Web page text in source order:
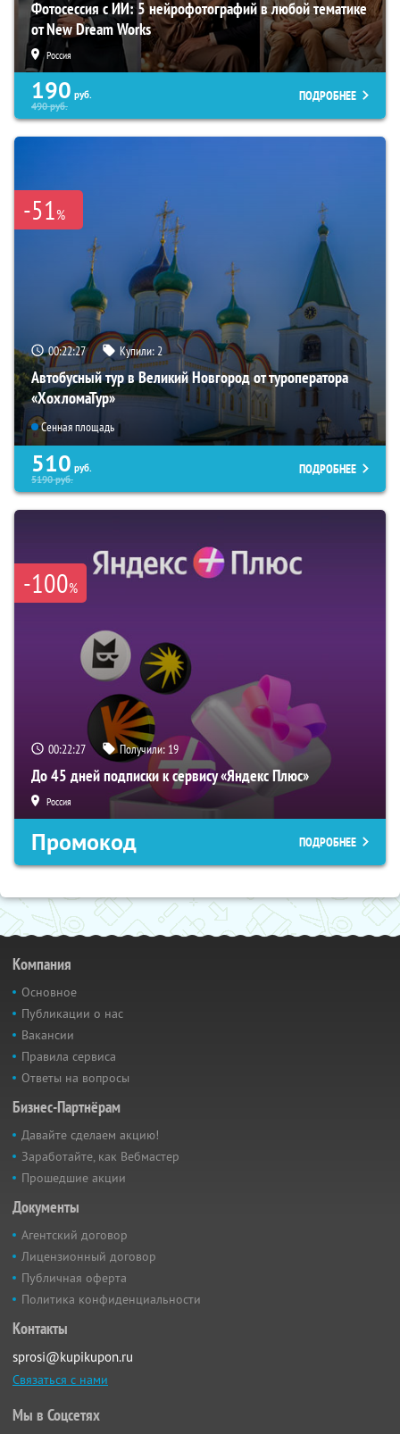
Фотосессия с ИИ: 5 нейрофотографий в любой тематике
от New Dream Works
Россия
190 руб.
490руб.
ПОДРОБНЕЕ
-51%
00:22:26 Купили:2
Автобусный тур в Великий Новгород от туроператора
«ХохломаТур»
Сенная площадь
510 руб.
5190руб.
ПОДРОБНЕЕ
-100%
00:22:26 Получили: 19
До 45 дней подписки к сервису «Яндекс Плюс»
Россия
Промокод ПОДРОБНЕЕ
Компания
Основное
Публикации о нас
Вакансии
Правила сервиса
Ответы на вопросы
Бизнес-Партнёрам
Давайте сделаем акцию!
Заработайте, как Вебмастер
Прошедшие акции
Документы
Агентский договор
Лицензионный договор
Публичная оферта
Политика конфиденциальности
Контакты
sprosi@kupikupon.ru
Связаться с нами
Мы в Соцсетях